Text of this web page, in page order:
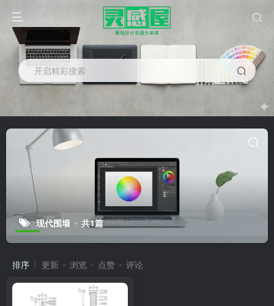
开启精彩搜索
现代围墙 共1篇
排序 更新 浏览 点赞 评论